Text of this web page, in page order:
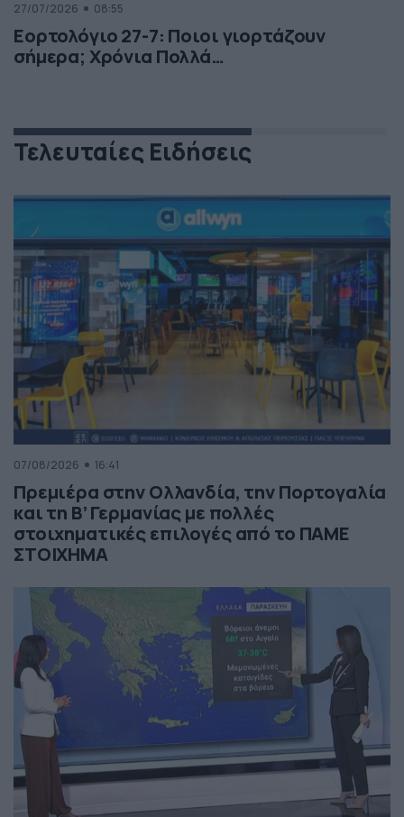
27/07/2026 08:55
Εορτολόγιο 27-7: Ποιοι γιορτάζουν
σήμερα; Χρόνια Πολλά…
Τελευταίες Ειδήσεις
07/08/2026 16:41
Πρεμιέρα στην Ολλανδία, την Πορτογαλία
και τη Β’ Γερμανίας με πολλές
στοιχηματικές επιλογές από το ΠΑΜΕ
ΣΤΟΙΧΗΜΑ